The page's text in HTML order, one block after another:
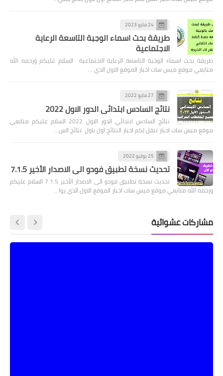
24 مايو 2023
طريقة بحث اسماء الوجبة التاسعة الرعاية
الاجتماعية
طريقة بحث اسماء الوجبة التاسعة الرعاية الاجتماعية السلام عليكم ورحمه الله
متابعي موقع ميس سات اخبار الموقع الاول الذي …
27 مايو 2022
نتائج السادس ابتدائي الدور الاول 2022
نتائج السادس ابتدائي الدور الاول 2022 السلام عليكم متابعي
موقع ميس سات اخبار ننقل لكم اخبار النتائج اول باول نتائج الس…
25 يوليو 2022
تحديث نسخة تطبيق فودو الى الاصدار الأخير 7.1.5
تحديث نسخة تطبيق فودو الى الاصدار الأخير 7.1.5 السلام عليكم
ورحمه الله متابعي موقع ميس سات اخبار الموقع الاول الذي يوا…
مشاركات عشوائية